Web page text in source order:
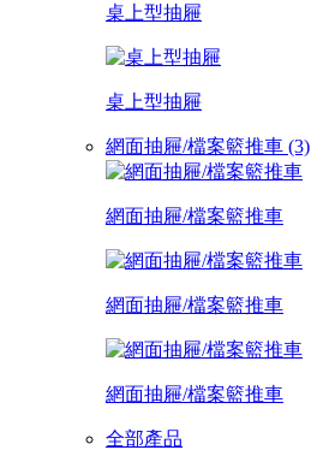
桌上型抽屜
桌上型抽屜
網面抽屜/檔案籃推車 (3)
網面抽屜/檔案籃推車
網面抽屜/檔案籃推車
網面抽屜/檔案籃推車
全部產品